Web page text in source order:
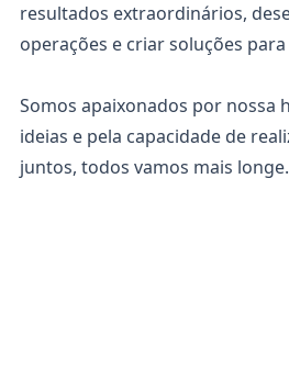
resultados extraordinários,
operações e criar soluções
Somos apaixonados por nossa
ideias e pela capacidade de
juntos, todos vamos mais longe.